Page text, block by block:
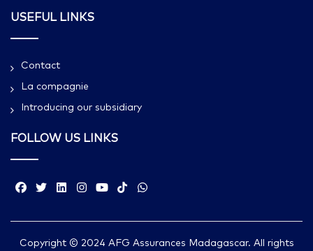
USEFUL LINKS
Contact
La compagnie
Introducing our subsidiary
FOLLOW US LINKS
Copyright © 2024 AFG Assurances Madagascar. All rights